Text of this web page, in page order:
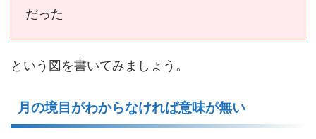
だった
という図を書いてみましょう。
月の境目がわからなければ意味が無い